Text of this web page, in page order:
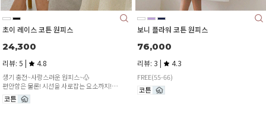
초이 레이스 코튼 원피스
24,300
리뷰: 5 | 4.8
생기 충전~사랑스러운 원피스~♧
편안함은 물론! 시선을 사로잡는 요소까지!
은은하게 비치는 레이스로 로맨틱하게^^
보니 플라워 코튼 원피스
76,000
리뷰: 3 | 4.3
FREE(55-66)